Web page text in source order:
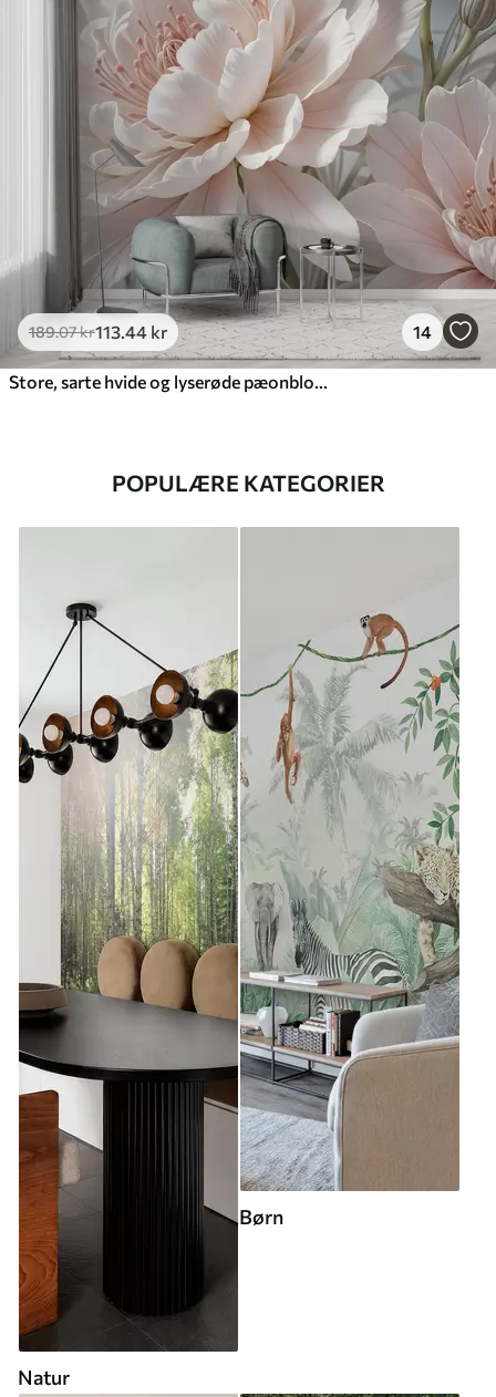
189.07kr113.44 kr 14
Store, sarte hvide og lyserøde pæonblomster med bløde, luftige kronblade mod en sløret grå baggrund
POPULÆRE KATEGORIER
Natur
Børn